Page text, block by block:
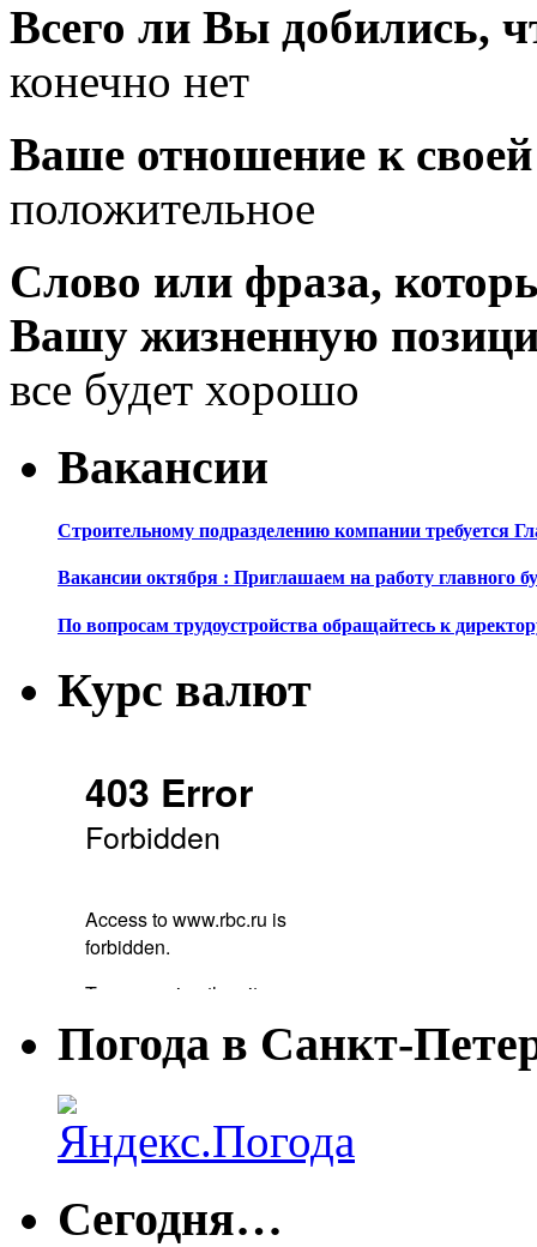
Всего ли Вы добились,
конечно нет
Ваше отношение к
положительное
Слово или фраза,
Вашу жизненную
все будет хорошо
Вакансии
Строительному подразделению компании требуется
Вакансии октября : Приглашаем на работу главного
По вопросам трудоустройства обращайтесь к
Курс валют
Погода в Санкт-
Сегодня…